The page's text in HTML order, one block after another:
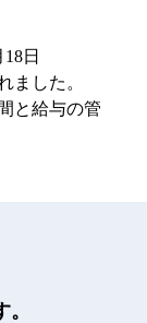
日
ました。
と給与の管